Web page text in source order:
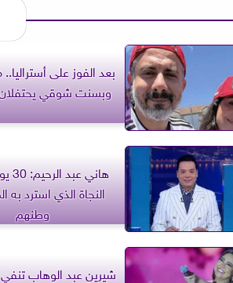
بعد الفوز على
وبسنت شوقي يحتفلان
النجاة الذي استرد به
وطنهم
شيرين عبد الوهاب